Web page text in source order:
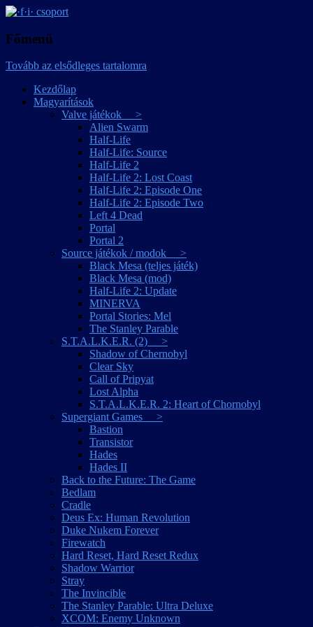
·f·i· csoport
Főmenü
Tovább az elsődleges tartalomra
Kezdőlap
Magyarítások
Valve játékok >
Alien Swarm
Half-Life
Half-Life: Source
Half-Life 2
Half-Life 2: Lost Coast
Half-Life 2: Episode One
Half-Life 2: Episode Two
Left 4 Dead
Portal
Portal 2
Source játékok / modok >
Black Mesa (teljes játék)
Black Mesa (mod)
Half-Life 2: Update
MINERVA
Portal Stories: Mel
The Stanley Parable
S.T.A.L.K.E.R. (2) >
Shadow of Chernobyl
Clear Sky
Call of Pripyat
Lost Alpha
S.T.A.L.K.E.R. 2: Heart of Chornobyl
Supergiant Games >
Bastion
Transistor
Hades
Hades II
Back to the Future: The Game
Bedlam
Cradle
Deus Ex: Human Revolution
Duke Nukem Forever
Firewatch
Hard Reset, Hard Reset Redux
Shadow Warrior
Stray
The Invincible
The Stanley Parable: Ultra Deluxe
XCOM: Enemy Unknown